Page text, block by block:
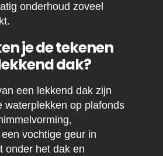
onderhoud zoveel
je de tekenen
dak?
een lekkend dak zijn
waterplekken op plafonds
vochtige geur in
onder het dak en